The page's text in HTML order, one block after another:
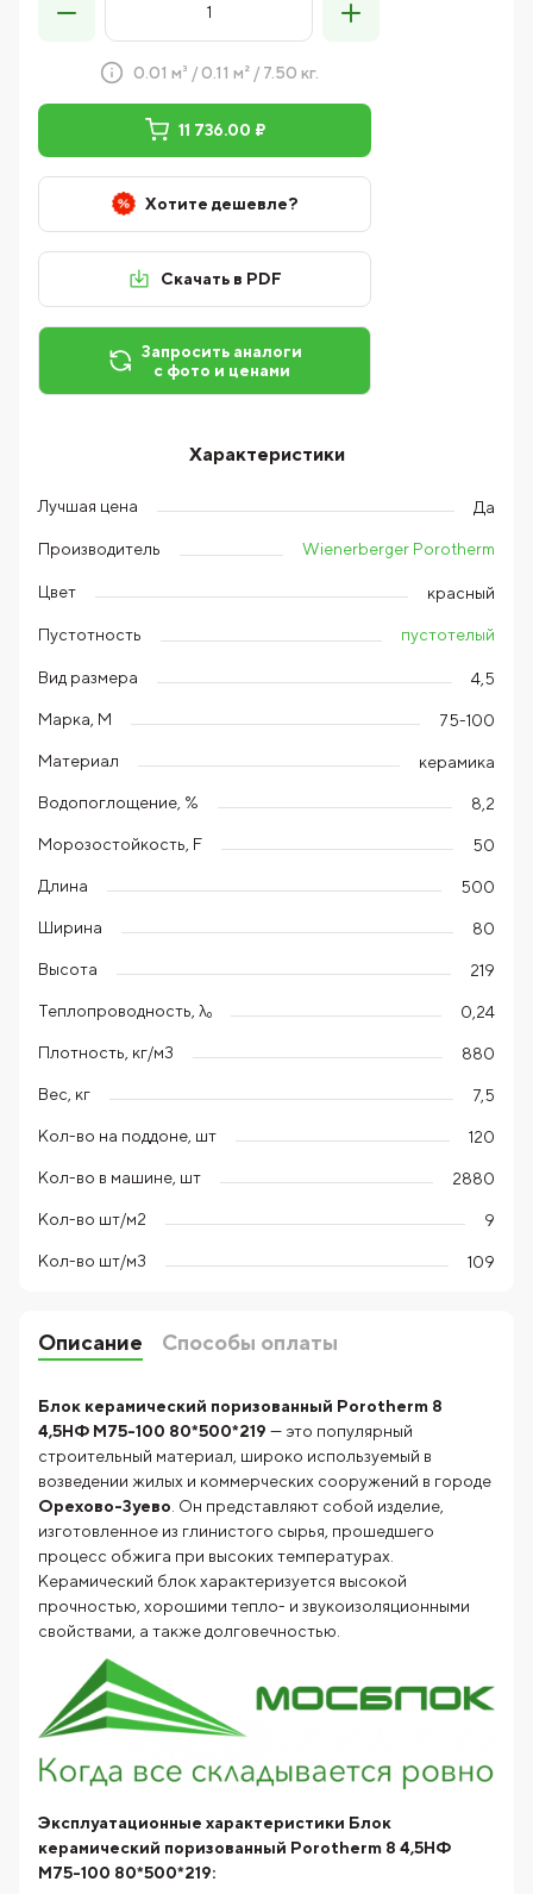
0.01 м³ / 0.11 м² / 7.50 кг.
11 736.00 ₽
Хотите дешевле?
Скачать в PDF
Запросить аналоги
с фото и ценами
Характеристики
Лучшая цена Да
Производитель Wienerberger Porotherm
Цвет красный
Пустотность пустотелый
Вид размера 4,5
Марка, М 75-100
Материал керамика
Водопоглощение, % 8,2
Морозостойкость, F 50
Длина 500
Ширина 80
Высота 219
Теплопроводность, λ₀ 0,24
Плотность, кг/м3 880
Вес, кг 7,5
Кол-во на поддоне, шт 120
Кол-во в машине, шт 2880
Кол-во шт/м2 9
Кол-во шт/м3 109
Описание Способы оплаты
Блок керамический поризованный Porotherm 8
4,5НФ М75-100 80*500*219 — это популярный
строительный материал, широко используемый в
возведении жилых и коммерческих сооружений в городе
Орехово-Зуево . Он представляют собой изделие,
изготовленное из глинистого сырья, прошедшего
процесс обжига при высоких температурах.
Керамический блок характеризуется высокой
прочностью, хорошими тепло- и звукоизоляционными
свойствами, а также долговечностью.
Эксплуатационные характеристики Блок
керамический поризованный Porotherm 8 4,5НФ
М75-100 80*500*219: